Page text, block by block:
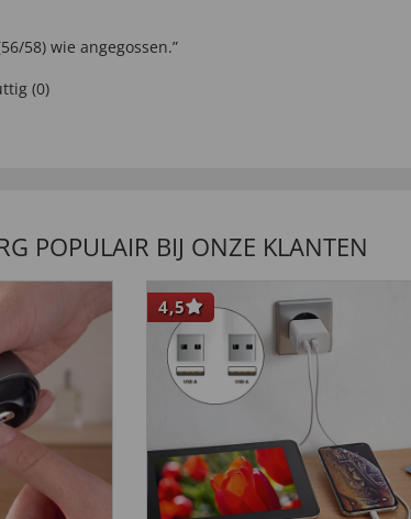
58) wie angegossen.”
(0)
POPULAIR BIJ ONZE KLANTEN
4,5